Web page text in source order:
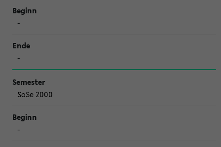
-
-
SoSe 2000
-